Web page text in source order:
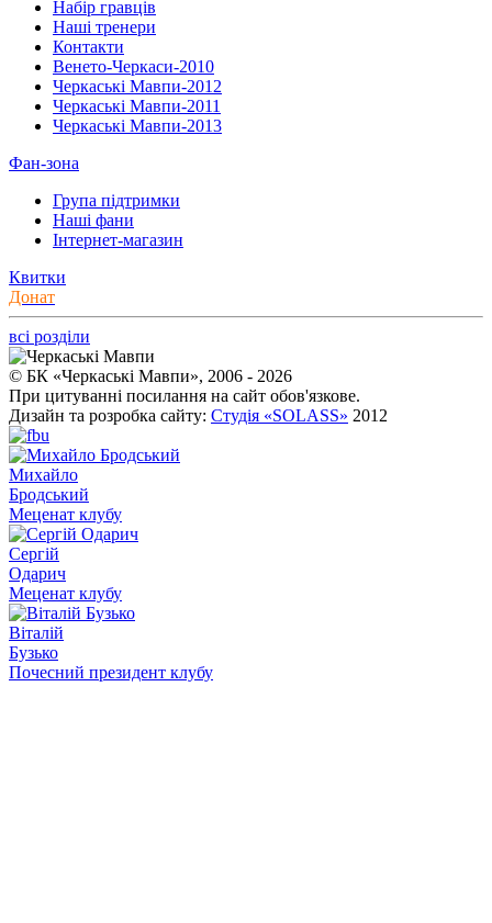
Набір гравців
Наші тренери
Контакти
Венето-Черкаси-2010
Черкаські Мавпи-2012
Черкаські Мавпи-2011
Черкаські Мавпи-2013
Фан-зона
Група підтримки
Наші фани
Інтернет-магазин
Квитки
Донат
всі розділи
© БК «Черкаські Мавпи», 2006 - 2026
При цитуванні посилання на сайт обов'язкове.
Дизайн та розробка сайту: Студія «SOLASS» 2012
Михайло
Бродський
Меценат клубу
Сергій
Одарич
Меценат клубу
Віталій
Бузько
Почесний президент клубу